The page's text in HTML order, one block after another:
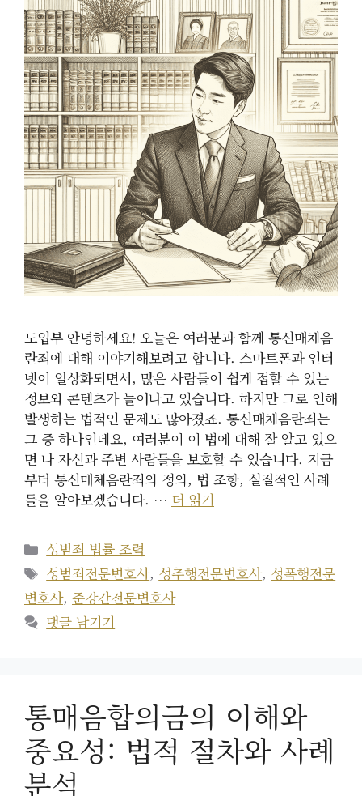
도입부 안녕하세요! 오늘은 여러분과 함께 통신매체음
란죄에 대해 이야기해보려고 합니다. 스마트폰과 인터
넷이 일상화되면서, 많은 사람들이 쉽게 접할 수 있는
정보와 콘텐츠가 늘어나고 있습니다. 하지만 그로 인해
발생하는 법적인 문제도 많아졌죠. 통신매체음란죄는
그 중 하나인데요, 여러분이 이 법에 대해 잘 알고 있으
면 나 자신과 주변 사람들을 보호할 수 있습니다. 지금
부터 통신매체음란죄의 정의, 법 조항, 실질적인 사례
들을 알아보겠습니다. … 더 읽기
카
테
고
리
성범죄 법률 조력
태
그
성범죄전문변호사, 성추행전문변호사, 성폭행전문
변호사, 준강간전문변호사
댓글 남기기
통매음합의금의 이해와
중요성: 법적 절차와 사례
분석